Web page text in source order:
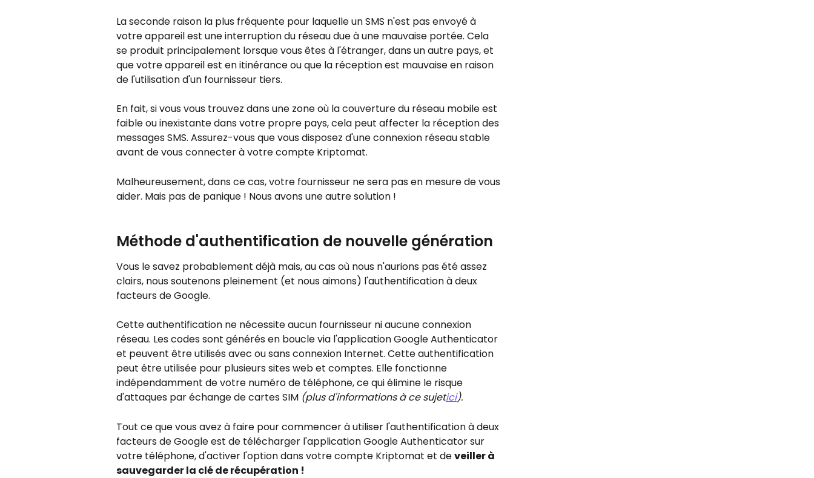
La seconde raison la plus fréquente pour laquelle un SMS n'est pas envoyé à
votre appareil est une interruption du réseau due à une mauvaise portée. Cela
se produit principalement lorsque vous êtes à l'étranger, dans un autre pays, et
que votre appareil est en itinérance ou que la réception est mauvaise en raison
de l'utilisation d'un fournisseur tiers.
En fait, si vous vous trouvez dans une zone où la couverture du réseau mobile est
faible ou inexistante dans votre propre pays, cela peut affecter la réception des
messages SMS. Assurez-vous que vous disposez d'une connexion réseau stable
avant de vous connecter à votre compte Kriptomat.
Malheureusement, dans ce cas, votre fournisseur ne sera pas en mesure de vous
aider. Mais pas de panique ! Nous avons une autre solution !
Méthode d'authentification de nouvelle génération
Vous le savez probablement déjà mais, au cas où nous n'aurions pas été assez
clairs, nous soutenons pleinement (et nous aimons) l'authentification à deux
facteurs de Google.
Cette authentification ne nécessite aucun fournisseur ni aucune connexion
réseau. Les codes sont générés en boucle via l'application Google Authenticator
et peuvent être utilisés avec ou sans connexion Internet. Cette authentification
peut être utilisée pour plusieurs sites web et comptes. Elle fonctionne
indépendamment de votre numéro de téléphone, ce qui élimine le risque
d'attaques par échange de cartes SIM (plus d'informations à ce sujetici).
Tout ce que vous avez à faire pour commencer à utiliser l'authentification à deux
facteurs de Google est de télécharger l'application Google Authenticator sur
votre téléphone, d'activer l'option dans votre compte Kriptomat et de veiller à
sauvegarder la clé de récupération !